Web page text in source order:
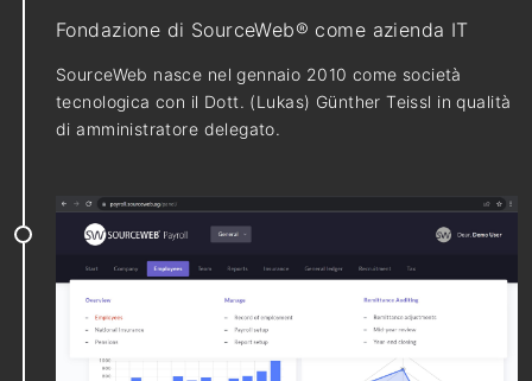
Fondazione di SourceWeb® come azienda IT
SourceWeb nasce nel gennaio 2010 come società
tecnologica con il Dott. (Lukas) Günther Teissl in qualità
di amministratore delegato.